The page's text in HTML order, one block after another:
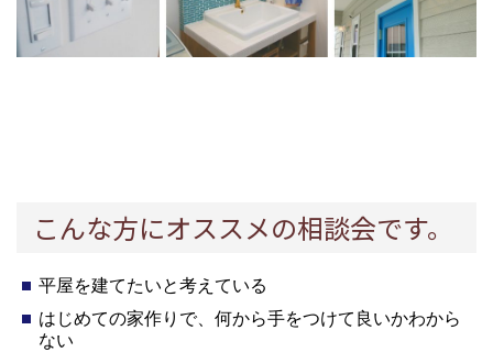
こんな方にオススメの相談会です。
平屋を建てたいと考えている
はじめての家作りで、何から手をつけて良いかわから
ない